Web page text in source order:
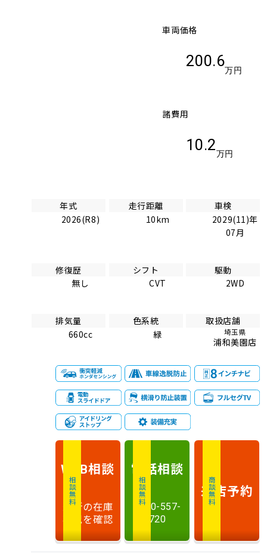
車両価格
200.6
万円
諸費用
10.2
万円
年式
2026(R8)
走行距離
10km
車検
2029(11)年
07月
修復歴
無し
シフト
CVT
駆動
2WD
排気量
660cc
色系統
緑
取扱店舗
埼玉県
浦和美園店
相談無料
WEB相談
最新の在庫
状況を確認
相談無料
電話相談
0120-557-
720
商談無料
来店予約